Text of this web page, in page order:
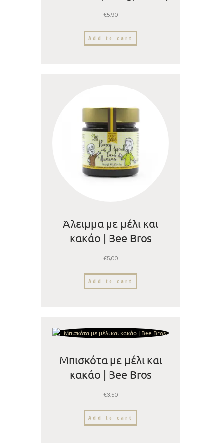
€5,90
Add to cart
Άλειμμα με μέλι και
κακάο | Bee Bros
€5,00
Add to cart
Μπισκότα με μέλι και
κακάο | Bee Bros
€3,50
Add to cart